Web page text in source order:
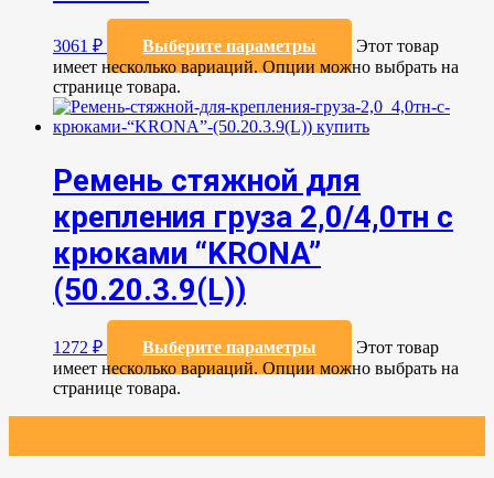
3061 ₽ Выберите параметры
Этот товар
имеет несколько вариаций. Опции можно выбрать на
странице товара.
Ремень стяжной для
крепления груза 2,0/4,0тн с
крюками “KRONA”
(50.20.3.9(L))
1272 ₽ Выберите параметры
Этот товар
имеет несколько вариаций. Опции можно выбрать на
странице товара.